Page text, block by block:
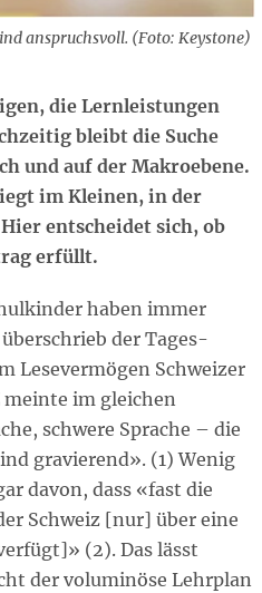
anspruchsvoll. (Foto: Keystone)
die Lernleistungen
bleibt die Suche
und auf der Makroebene.
im Kleinen, in der
entscheidet sich, ob
erfüllt.
haben immer
der Tages-
Lesevermögen Schweizer
meinte im gleichen
schwere Sprache – die
gravierend». (1) Wenig
davon, dass «fast die
Schweiz [nur] über eine
(2). Das lässt
der voluminöse Lehrplan